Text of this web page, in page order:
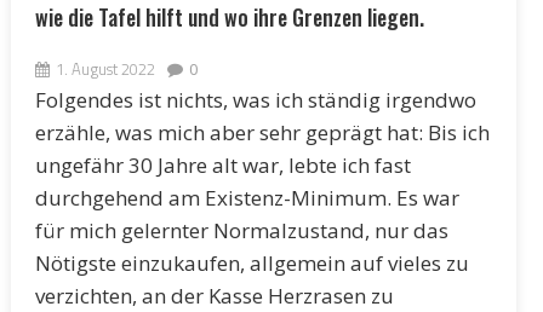
wie die Tafel hilft und wo ihre Grenzen liegen.
1. August 2022 0
Folgendes ist nichts, was ich ständig irgendwo
erzähle, was mich aber sehr geprägt hat: Bis ich
ungefähr 30 Jahre alt war, lebte ich fast
durchgehend am Existenz-Minimum. Es war
für mich gelernter Normalzustand, nur das
Nötigste einzukaufen, allgemein auf vieles zu
verzichten, an der Kasse Herzrasen zu